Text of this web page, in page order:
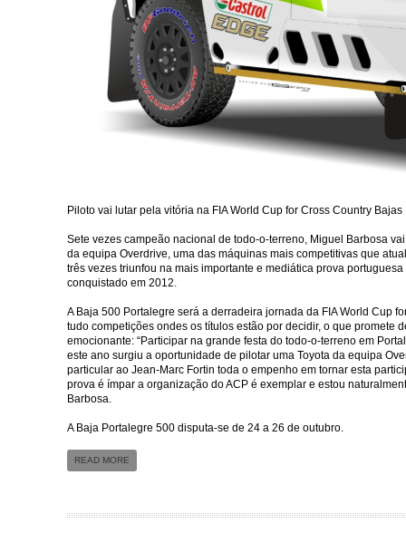
Piloto vai lutar pela vitória na FIA World Cup for Cross Country Bajas
Sete vezes campeão nacional de todo-o-terreno, Miguel Barbosa
da equipa Overdrive, uma das máquinas mais competitivas que
três vezes triunfou na mais importante e mediática prova
conquistado em 2012.
A Baja 500 Portalegre será a derradeira jornada da FIA World Cup
tudo competições ondes os títulos estão por decidir, o que promete
emocionante: “Participar na grande festa do todo-o-terreno em
este ano surgiu a oportunidade de pilotar uma Toyota da equipa
particular ao Jean-Marc Fortin toda o empenho em tornar esta
prova é ímpar a organização do ACP é exemplar e estou
Barbosa.
A Baja Portalegre 500 disputa-se de 24 a 26 de outubro.
READ MORE